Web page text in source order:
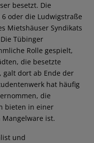
besetzt. Die
oder die Ludwigstraße
Mietshäuser Syndikats
Tübinger
Rolle gespielt,
die besetzte
galt dort ab Ende der
hat häufig
die
bieten in einer
ist.
und